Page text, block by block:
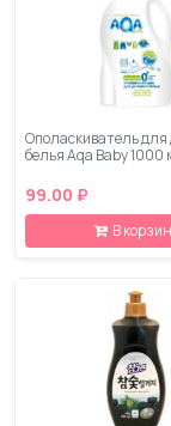
Ополаскиватель для
белья Aqa Baby 1000
99.00 ₽
В